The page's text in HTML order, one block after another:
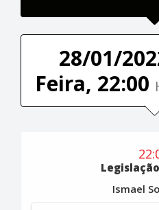
28/01/
Feira, 22:00
Ismael